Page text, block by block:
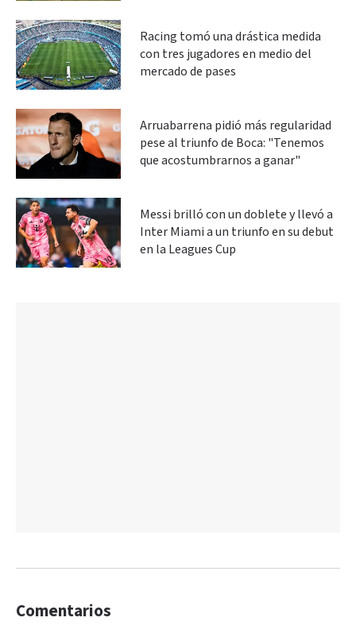
Racing tomó una drástica medida
con tres jugadores en medio del
mercado de pases
Arruabarrena pidió más regularidad
pese al triunfo de Boca: "Tenemos
que acostumbrarnos a ganar"
Messi brilló con un doblete y llevó a
Inter Miami a un triunfo en su debut
en la Leagues Cup
Comentarios